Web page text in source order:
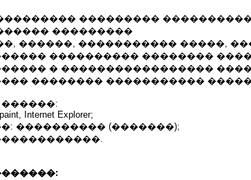
���������
���������
������, ����������� �����,
���������� ��������
� �����������������
�������� �����������
Internet Explorer;
���������� (�������);